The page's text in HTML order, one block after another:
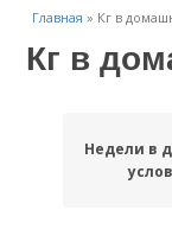
Главная » Кг в
Кг в
Недели в